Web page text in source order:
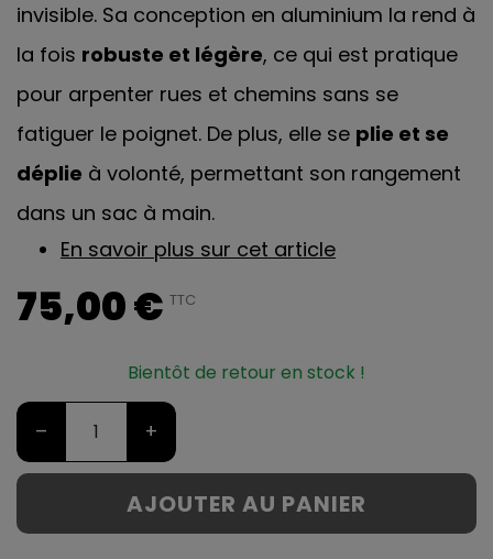
invisible. Sa conception en aluminium la rend à
la fois robuste et légère, ce qui est pratique
pour arpenter rues et chemins sans se
fatiguer le poignet. De plus, elle se plie et se
déplie à volonté, permettant son rangement
dans un sac à main.
En savoir plus sur cet article
75,00 € TTC
Bientôt de retour en stock !
– +
AJOUTER AU PANIER